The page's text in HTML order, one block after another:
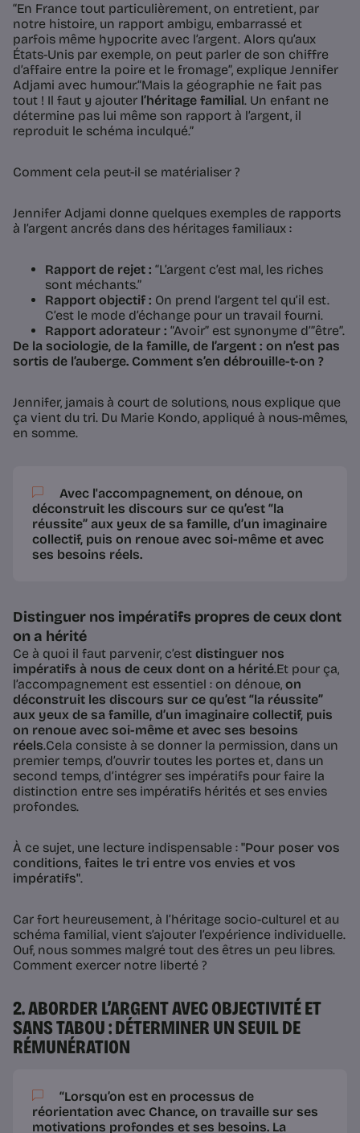
“En France tout particulièrement, on entretient, par
notre histoire, un rapport ambigu, embarrassé et
parfois même hypocrite avec l’argent. Alors qu’aux
États-Unis par exemple, on peut parler de son chiffre
d’affaire entre la poire et le fromage”, explique Jennifer
Adjami avec humour.“Mais la géographie ne fait pas
tout ! Il faut y ajouter l’héritage familial. Un enfant ne
détermine pas lui même son rapport à l’argent, il
reproduit le schéma inculqué.”
Comment cela peut-il se matérialiser ?
Jennifer Adjami donne quelques exemples de rapports
à l’argent ancrés dans des héritages familiaux :
Rapport de rejet : “L’argent c’est mal, les riches
sont méchants.”
Rapport objectif : On prend l’argent tel qu’il est.
C’est le mode d’échange pour un travail fourni.
Rapport adorateur : “Avoir” est synonyme d’”être”.
De la sociologie, de la famille, de l’argent : on n’est pas
sortis de l’auberge. Comment s’en débrouille-t-on ?
Jennifer, jamais à court de solutions, nous explique que
ça vient du tri. Du Marie Kondo, appliqué à nous-mêmes,
en somme.
Avec l'accompagnement, on dénoue, on
déconstruit les discours sur ce qu’est “la
réussite” aux yeux de sa famille, d’un imaginaire
collectif, puis on renoue avec soi-même et avec
ses besoins réels.
Distinguer nos impératifs propres de ceux dont
on a hérité
Ce à quoi il faut parvenir, c’est distinguer nos
impératifs à nous de ceux dont on a hérité.Et pour ça,
l’accompagnement est essentiel : on dénoue, on
déconstruit les discours sur ce qu’est “la réussite”
aux yeux de sa famille, d’un imaginaire collectif, puis
on renoue avec soi-même et avec ses besoins
réels.Cela consiste à se donner la permission, dans un
premier temps, d’ouvrir toutes les portes et, dans un
second temps, d’intégrer ses impératifs pour faire la
distinction entre ses impératifs hérités et ses envies
profondes.
À ce sujet, une lecture indispensable : "Pour poser vos
conditions, faites le tri entre vos envies et vos
impératifs".
Car fort heureusement, à l’héritage socio-culturel et au
schéma familial, vient s’ajouter l’expérience individuelle.
Ouf, nous sommes malgré tout des êtres un peu libres.
Comment exercer notre liberté ?
2. ABORDER L’ARGENT AVEC OBJECTIVITÉ ET
SANS TABOU : DÉTERMINER UN SEUIL DE
RÉMUNÉRATION
“Lorsqu’on est en processus de
réorientation avec Chance, on travaille sur ses
motivations profondes et ses besoins. La